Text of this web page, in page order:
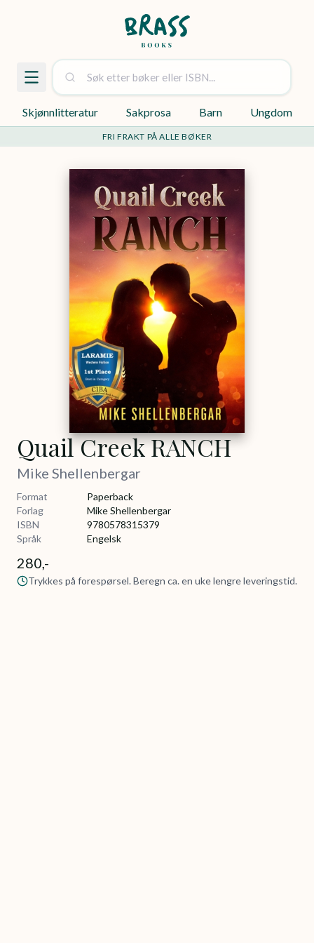
Skjønnlitteratur Sakprosa Barn Ungdom
FRI FRAKT PÅ ALLE BØKER
Quail Creek RANCH
Mike Shellenbergar
Format
Paperback
Forlag
Mike Shellenbergar
ISBN
9780578315379
Språk
Engelsk
280,-
Trykkes på forespørsel. Beregn ca. en uke lengre leveringstid.